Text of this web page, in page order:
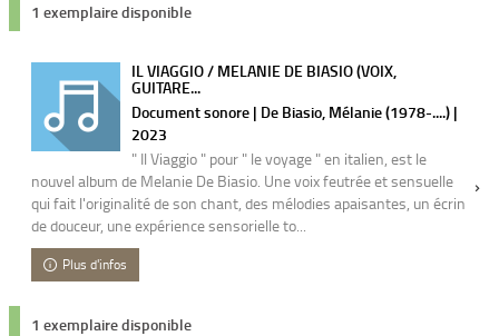
1 exemplaire disponible
IL VIAGGIO / MELANIE DE BIASIO (VOIX,
GUITARE...
Document sonore | De Biasio, Mélanie (1978-....) |
2023
" Il Viaggio " pour " le voyage " en italien, est le
nouvel album de Melanie De Biasio. Une voix feutrée et sensuelle
qui fait l'originalité de son chant, des mélodies apaisantes, un écrin
de douceur, une expérience sensorielle to...
Plus d'infos
1 exemplaire disponible